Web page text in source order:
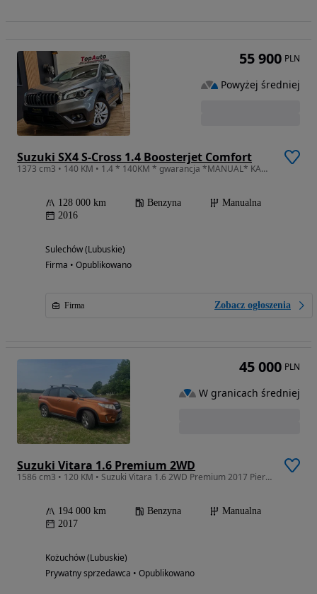
Suzuki SX4 S-Cross 1.4 Boosterjet Comfort
1373 cm3 • 140 KM • 1.4 * 140KM * gwarancja *MANUAL* KAMERA *Bezwypadkowy*
128 000 km Benzyna
Manualna
2016
Sulechów (Lubuskie)
Firma • Opublikowano
Firma Zobacz ogłoszenia
55 900 PLN
Powyżej średniej
Suzuki Vitara 1.6 Premium 2WD
1586 cm3 • 120 KM • Suzuki Vitara 1.6 2WD Premium 2017 Pierwszy właściciel
194 000 km Benzyna
Manualna
2017
Kożuchów (Lubuskie)
Prywatny sprzedawca • Opublikowano
45 000 PLN
W granicach średniej